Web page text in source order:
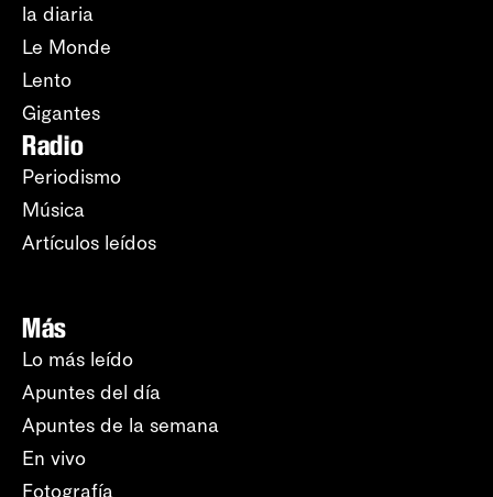
la diaria
Le Monde
Lento
Gigantes
Radio
Periodismo
Música
Artículos leídos
Más
Lo más leído
Apuntes del día
Apuntes de la semana
En vivo
Fotografía